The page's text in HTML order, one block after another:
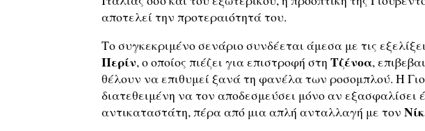
αποτελεί την προτεραιότητά του.
Το συγκεκριμένο σενάριο συνδέεται άμεσα με τις
Περίν, ο οποίος πιέζει για επιστροφή στη Τζένοα,
θέλουν να επιθυμεί ξανά τη φανέλα των ροσομπλού. Η
διατεθειμένη να τον αποδεσμεύσει μόνο αν εξασφαλίσει
αντικαταστάτη, πέρα από μια απλή ανταλλαγή με τον